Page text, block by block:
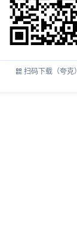
扫码下载（夸克）